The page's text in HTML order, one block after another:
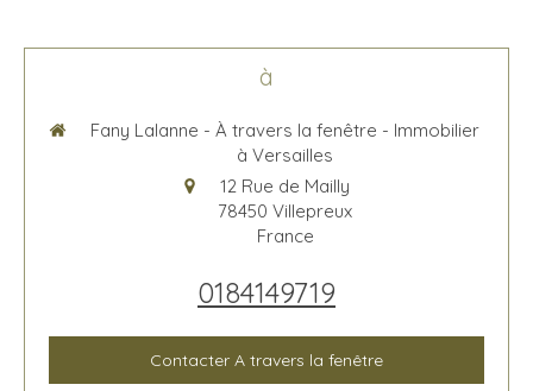
à
Fany Lalanne - À travers la fenêtre - Immobilier
à Versailles
12 Rue de Mailly
78450 Villepreux
France
0184149719
Contacter A travers la fenêtre